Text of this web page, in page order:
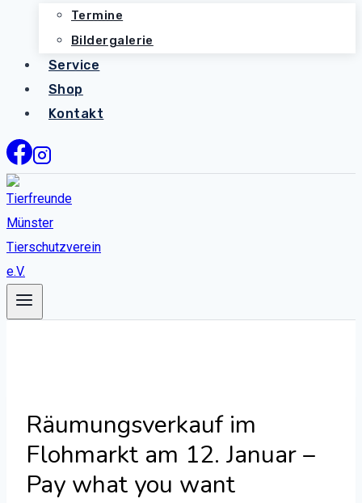
Termine
Bildergalerie
Service
Shop
Kontakt
Räumungsverkauf im
Flohmarkt am 12. Januar –
Pay what you want